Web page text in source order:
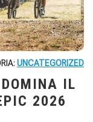
UNCATEGORIZED
IL
2026